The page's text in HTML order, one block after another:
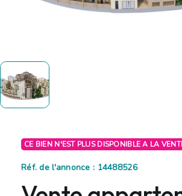
CE BIEN N'EST PLUS DISPONIBLE A LA
Réf. de l'annonce : 14488526